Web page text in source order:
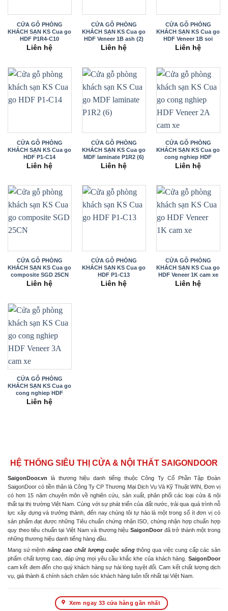
CỬA GỖ PHÒNG
KHÁCH SẠN KS Cua go
HDF P1R4-C10
Liên hệ
CỬA GỖ PHÒNG
KHÁCH SẠN KS Cua go
HDF Veneer 1B ash (2)
Liên hệ
CỬA GỖ PHÒNG
KHÁCH SẠN KS Cua go
HDF Veneer 1B soi
Liên hệ
CỬA GỖ PHÒNG
KHÁCH SẠN KS Cua go
HDF P1-C14
Liên hệ
CỬA GỖ PHÒNG
KHÁCH SẠN KS Cua go
MDF laminate P1R2 (6)
Liên hệ
CỬA GỖ PHÒNG
KHÁCH SẠN KS Cua go
cong nghiep HDF
Veneer 2A cam xe
Liên hệ
CỬA GỖ PHÒNG
KHÁCH SẠN KS Cua go
composite SGD 25CN
Liên hệ
CỬA GỖ PHÒNG
KHÁCH SẠN KS Cua go
HDF P1-C13
Liên hệ
CỬA GỖ PHÒNG
KHÁCH SẠN KS Cua go
HDF Veneer 1K cam xe
Liên hệ
CỬA GỖ PHÒNG
KHÁCH SẠN KS Cua go
cong nghiep HDF
Veneer 3A
Liên hệ
HỆ THỐNG SIÊU THỊ CỬA & NỘI THẤT SAIGONDOOR
SaigonDoor.vn là thương hiệu danh tiếng thuộc Công Ty Cổ Phần Tập Đoàn
SaigonDoor có tiền thân là Công Ty CP Thương Mại Dịch Vụ Và Kỹ Thuật WIN, Đơn vị
có hơn 15 năm chuyên môn về nghiên cứu, sản xuất, phân phối các loại cửa & nội
thất tại thị trường Việt Nam. Cùng với sự phát triển của đất nước, trải qua quá trình nỗ
lực xây dựng và trưởng thành, đến nay chúng tôi tự hào là một trong số ít đơn vị có
sản phẩm đạt được những Tiêu chuẩn chứng nhận ISO, chứng nhận hợp chuẩn hợp
quy theo tiêu chuẩn tại Việt Nam và thương hiệu SaigonDoor đã trở thành một trong
những thương hiệu danh tiếng hàng đầu.
Mang sứ mệnh nâng cao chất lượng cuộc sốngthông qua việc cung cấp các sản
phẩm chất lượng cao, đáp ứng mọi yêu cầu khắc khe của khách hàng. SaigonDoor
cam kết đem đến cho quý khách hàng sự hài lòng tuyệt đối. Cam kết chất lượng dịch
vụ, giá thành & chính sách chăm sóc khách hàng luôn tốt nhất tại Việt Nam.
Xem ngay 33 cửa hàng gần nhất